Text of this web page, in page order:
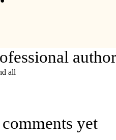
all
yet